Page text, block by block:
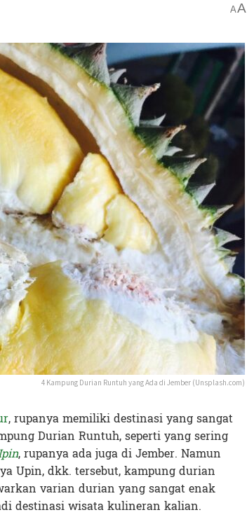
AA
4 Kampung Durian Runtuh yang Ada di Jember (Unsplash.com)
, rupanya memiliki destinasi yang sangat
Durian Runtuh, seperti yang sering
, rupanya ada juga di Jember. Namun
Upin, dkk. tersebut, kampung durian
varian durian yang sangat enak
destinasi wisata kulineran kalian.